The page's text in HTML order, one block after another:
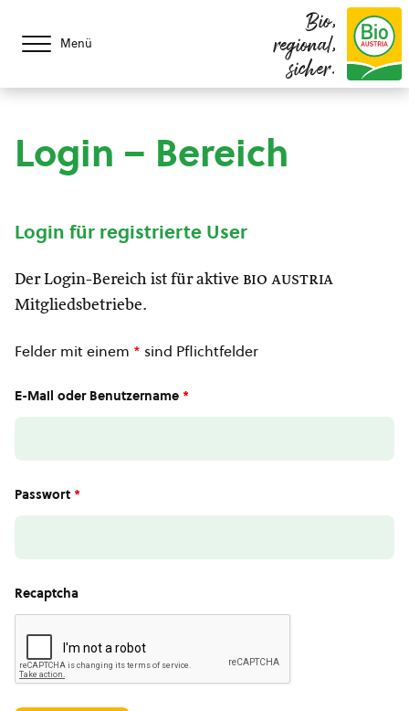
Menü
Bio,
regional,
sicher.
Login – Bereich
Login für registrierte User
Der Login-Bereich ist für aktive bio austria
Mitgliedsbetriebe.
Felder mit einem * sind Pflichtfelder
E-Mail oder Benutzername *
Passwort *
Recaptcha